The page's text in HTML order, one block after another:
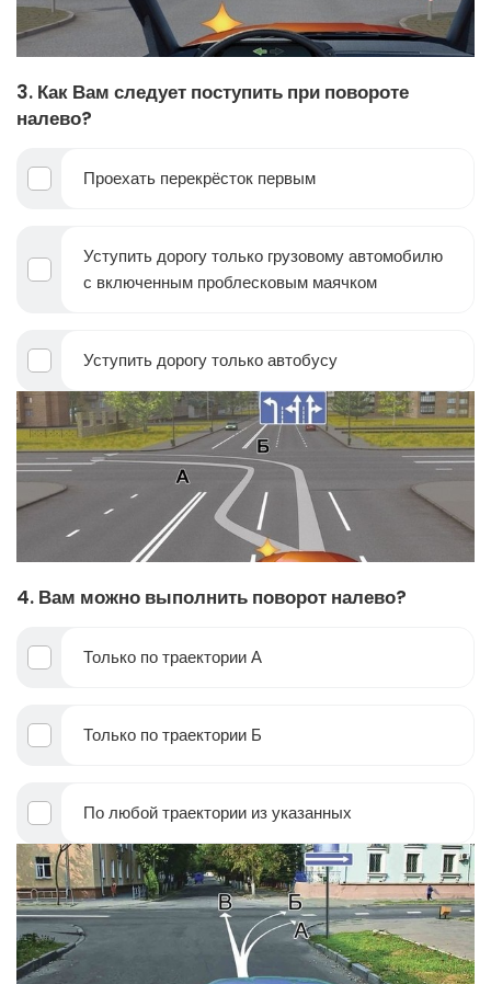
3. Как Вам следует поступить при повороте
налево?
Проехать перекрёсток первым
Уступить дорогу только грузовому автомобилю
с включенным проблесковым маячком
Уступить дорогу только автобусу
4. Вам можно выполнить поворот налево?
Только по траектории А
Только по траектории Б
По любой траектории из указанных